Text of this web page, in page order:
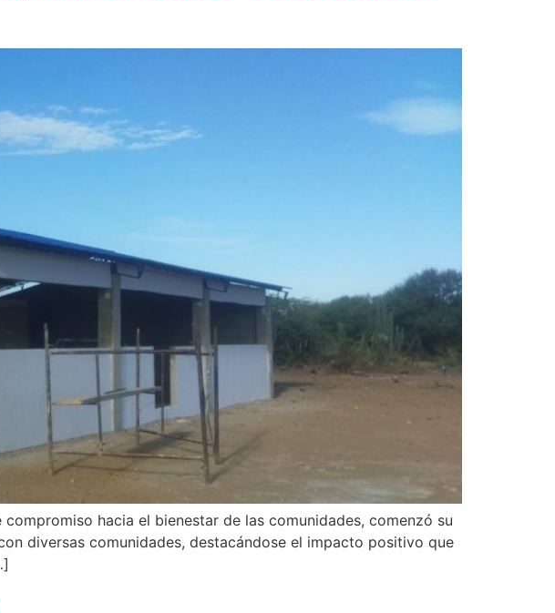
hacia el bienestar de las comunidades, comenzó su
diversas comunidades, destacándose el impacto positivo que